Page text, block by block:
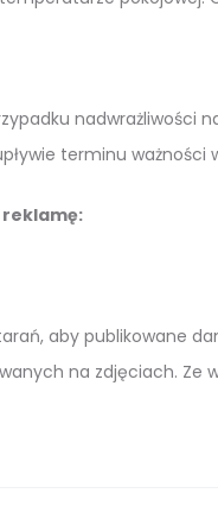
nadwrażliwości
terminu ważności
aby publikowane
na zdjęciach. Ze